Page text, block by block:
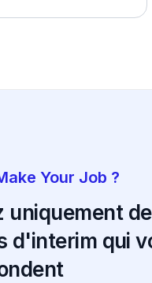
Your Job ?
uniquement
d'interim qui